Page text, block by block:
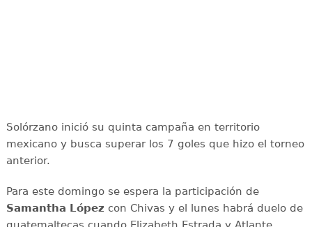
Solórzano inició su quinta campaña en territorio
mexicano y busca superar los 7 goles que hizo el torneo
anterior.
Para este domingo se espera la participación de
Samantha López con Chivas y el lunes habrá duelo de